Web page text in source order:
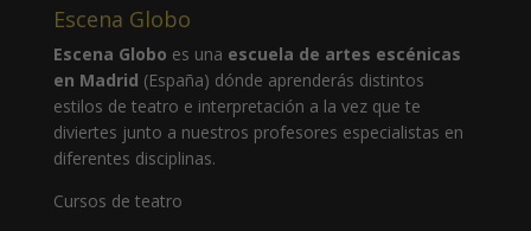
Escena Globo
Escena Globo es una escuela de artes escénicas
en Madrid (España) dónde aprenderás distintos
estilos de teatro e interpretación a la vez que te
diviertes junto a nuestros profesores especialistas en
diferentes disciplinas.
Cursos de teatro